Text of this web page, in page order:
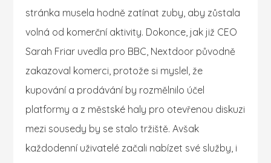
stránka musela hodně zatínat zuby, aby zůstala
volná od komerční aktivity. Dokonce, jak již CEO
Sarah Friar uvedla pro BBC, Nextdoor původně
zakazoval komerci, protože si myslel, že
kupování a prodávání by rozmělnilo účel
platformy a z městské haly pro otevřenou diskuzi
mezi sousedy by se stalo tržiště. Avšak
každodenní uživatelé začali nabízet své služby, i